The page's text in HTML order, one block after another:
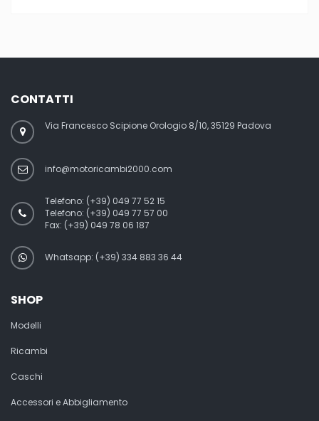
CONTATTI
Via Francesco Scipione Orologio 8/10, 35129 Padova
info@motoricambi2000.com
Telefono: (+39) 049 77 52 15
Telefono: (+39) 049 77 57 00
Fax: (+39) 049 78 06 187
Whatsapp: (+39) 334 883 36 44
SHOP
Modelli
Ricambi
Caschi
Accessori e Abbigliamento